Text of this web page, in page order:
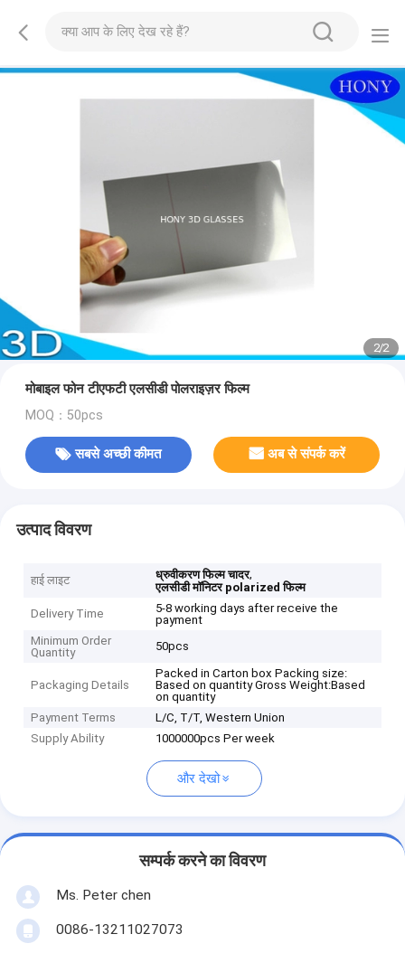
2/2
मोबाइल फोन टीएफटी एलसीडी पोलराइज़र फिल्म
MOQ：50pcs
सबसे अच्छी कीमत अब से संपर्क करें
उत्पाद विवरण
हाई लाइट ध्रुवीकरण फिल्म चादर,
एलसीडी मॉनिटर polarized फिल्म
Delivery Time
5-8 working days after receive the
payment
Minimum Order
Quantity
50pcs
Packaging Details
Packed in Carton box Packing size:
Based on quantity Gross Weight:Based
on quantity
Payment Terms
L/C, T/T, Western Union
Supply Ability
1000000pcs Per week
और देखो
सम्पर्क करने का विवरण
Ms. Peter chen
0086-13211027073